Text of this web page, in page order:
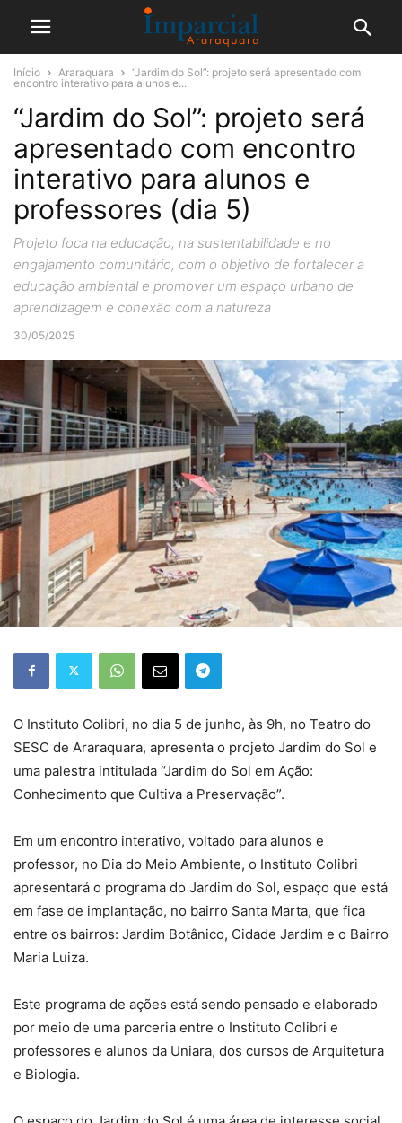
Início Araraquara
“Jardim do Sol”: projeto será apresentado com
encontro interativo para alunos e...
“Jardim do Sol”: projeto será
apresentado com encontro
interativo para alunos e
professores (dia 5)
Projeto foca na educação, na sustentabilidade e no
engajamento comunitário, com o objetivo de fortalecer a
educação ambiental e promover um espaço urbano de
aprendizagem e conexão com a natureza
30/05/2025
O Instituto Colibri, no dia 5 de junho, às 9h, no Teatro do
SESC de Araraquara, apresenta o projeto Jardim do Sol e
uma palestra intitulada “Jardim do Sol em Ação:
Conhecimento que Cultiva a Preservação”.
Em um encontro interativo, voltado para alunos e
professor, no Dia do Meio Ambiente, o Instituto Colibri
apresentará o programa do Jardim do Sol, espaço que está
em fase de implantação, no bairro Santa Marta, que fica
entre os bairros: Jardim Botânico, Cidade Jardim e o Bairro
Maria Luiza.
Este programa de ações está sendo pensado e elaborado
por meio de uma parceria entre o Instituto Colibri e
professores e alunos da Uniara, dos cursos de Arquitetura
e Biologia.